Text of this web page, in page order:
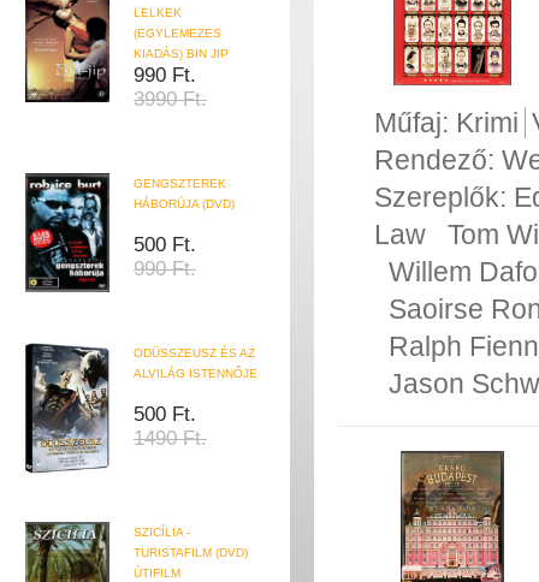
LELKEK
(EGYLEMEZES
KIADÁS) BIN JIP
990 Ft.
3990 Ft.
GENGSZTEREK
HÁBORÚJA (DVD)
500 Ft.
990 Ft.
ODÜSSZEUSZ ÉS AZ
ALVILÁG ISTENNŐJE
500 Ft.
1490 Ft.
SZICÍLIA -
TURISTAFILM (DVD)
ÚTIFILM
Műfaj: Krimi
Rendező:
Szereplők:
Law
Tom
Willem
Saoirse
Ralph
Jason